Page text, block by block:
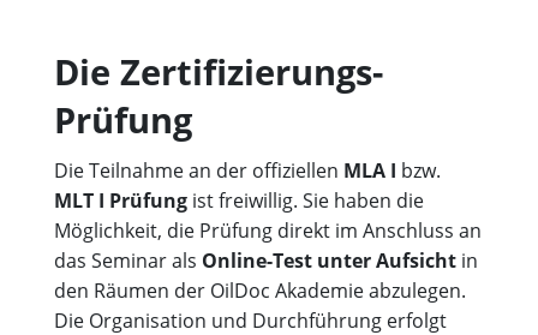
Die Zertifizierungs-
Prüfung
Die Teilnahme an der offiziellen MLA I bzw.
MLT I Prüfungist freiwillig. Sie haben die
Möglichkeit, die Prüfung direkt im Anschluss an
das Seminar als Online-Test unter Aufsichtin
den Räumen der OilDoc Akademie abzulegen.
Die Organisation und Durchführung erfolgt